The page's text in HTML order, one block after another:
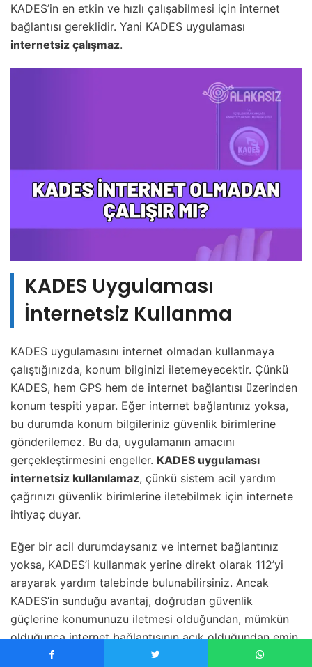
KADES’in en etkin ve hızlı çalışabilmesi için internet
bağlantısı gereklidir. Yani KADES uygulaması
internetsiz çalışmaz.
KADES Uygulaması
İnternetsiz Kullanma
KADES uygulamasını internet olmadan kullanmaya
çalıştığınızda, konum bilginizi iletemeyecektir. Çünkü
KADES, hem GPS hem de internet bağlantısı üzerinden
konum tespiti yapar. Eğer internet bağlantınız yoksa,
bu durumda konum bilgileriniz güvenlik birimlerine
gönderilemez. Bu da, uygulamanın amacını
gerçekleştirmesini engeller. KADES uygulaması
internetsiz kullanılamaz, çünkü sistem acil yardım
çağrınızı güvenlik birimlerine iletebilmek için internete
ihtiyaç duyar.
Eğer bir acil durumdaysanız ve internet bağlantınız
yoksa, KADES’i kullanmak yerine direkt olarak 112’yi
arayarak yardım talebinde bulunabilirsiniz. Ancak
KADES’in sunduğu avantaj, doğrudan güvenlik
güçlerine konumunuzu iletmesi olduğundan, mümkün
olduğunca internet bağlantısının açık olduğundan emin
olun. İnternetsiz bir ortamda uygulamayı kullanma